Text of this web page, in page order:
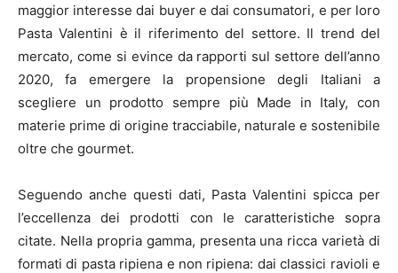
maggior interesse dai buyer e dai consumatori, e per loro
Pasta Valentini è il riferimento del settore. Il trend del
mercato, come si evince da rapporti sul settore dell’anno
2020, fa emergere la propensione degli Italiani a
scegliere un prodotto sempre più Made in Italy, con
materie prime di origine tracciabile, naturale e sostenibile
oltre che gourmet.
Seguendo anche questi dati, Pasta Valentini spicca per
l’eccellenza dei prodotti con le caratteristiche sopra
citate. Nella propria gamma, presenta una ricca varietà di
formati di pasta ripiena e non ripiena: dai classici ravioli e